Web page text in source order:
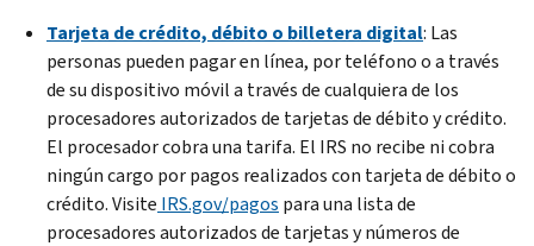
Tarjeta de crédito, débito o billetera digital: Las
personas pueden pagar en línea, por teléfono o a través
de su dispositivo móvil a través de cualquiera de los
procesadores autorizados de tarjetas de débito y crédito.
El procesador cobra una tarifa. El IRS no recibe ni cobra
ningún cargo por pagos realizados con tarjeta de débito o
crédito. Visite IRS.gov/pagos para una lista de
procesadores autorizados de tarjetas y números de